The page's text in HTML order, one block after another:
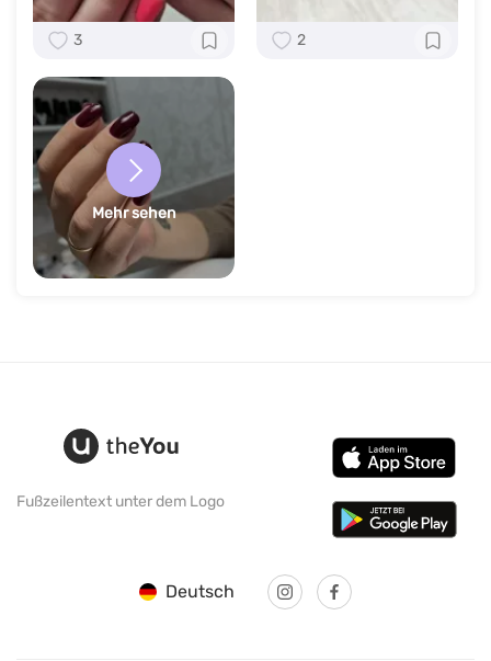
3 2
Mehr sehen
Fußzeilentext unter dem Logo
Deutsch